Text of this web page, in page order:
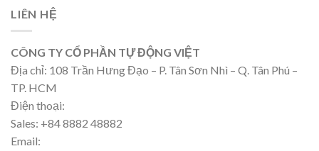
LIÊN HỆ
CÔNG TY CỔ PHẦN TỰ ĐỘNG VIỆT
Địa chỉ: 108 Trần Hưng Đạo – P. Tân Sơn Nhì – Q. Tân Phú –
TP. HCM
Điện thoại:
Sales: +84 8882 48882
Email: